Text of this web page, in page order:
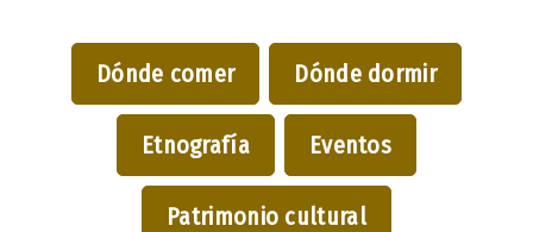
Dónde comer Dónde dormir
Etnografía Eventos
Patrimonio cultural